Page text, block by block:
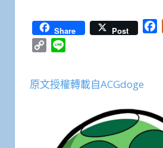
Share Post
Copy
原文授權轉載自ACGdoge